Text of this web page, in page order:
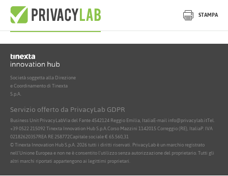
STAMPA
Nessun documento attivo trovato
Società soggetta alla Direzione
e Coordinamento di Tinexta
S.p.A.
Servizio offerto da PrivacyLab GDPR
Business Unit PrivacyLabVia del Fante 4542124 Reggio Emilia, ItaliaE-mail info@privacylab.itTel.
+39 0522 215092Tinexta Innovation Hub S.p.A.Corso Mazzini 1142015 Correggio (RE), ItaliaP. IVA
02182620357REA RE 258772Capitale sociale € 65.560,31
© Tinexta Innovation Hub S.p.A. 2026 tutti i diritti riservati. PrivacyLab è un marchio registrato
nell'Unione Europea e non ne è consentito l'utilizzo senza autorizzazione del proprietario. Tutti gli
altri marchi riportati appartengono ai legittimi proprietari.